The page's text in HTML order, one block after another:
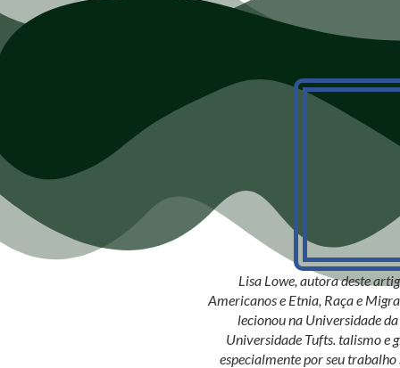
Lisa Lowe, autora deste
Americanos e Etnia, Raça e
lecionou na Universidade
Universidade Tufts. talismo e
especialmente por seu